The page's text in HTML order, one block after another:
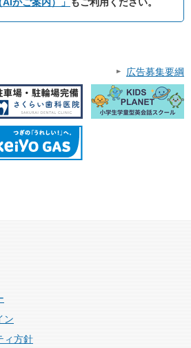
広告募集要綱
ン
ィ方針